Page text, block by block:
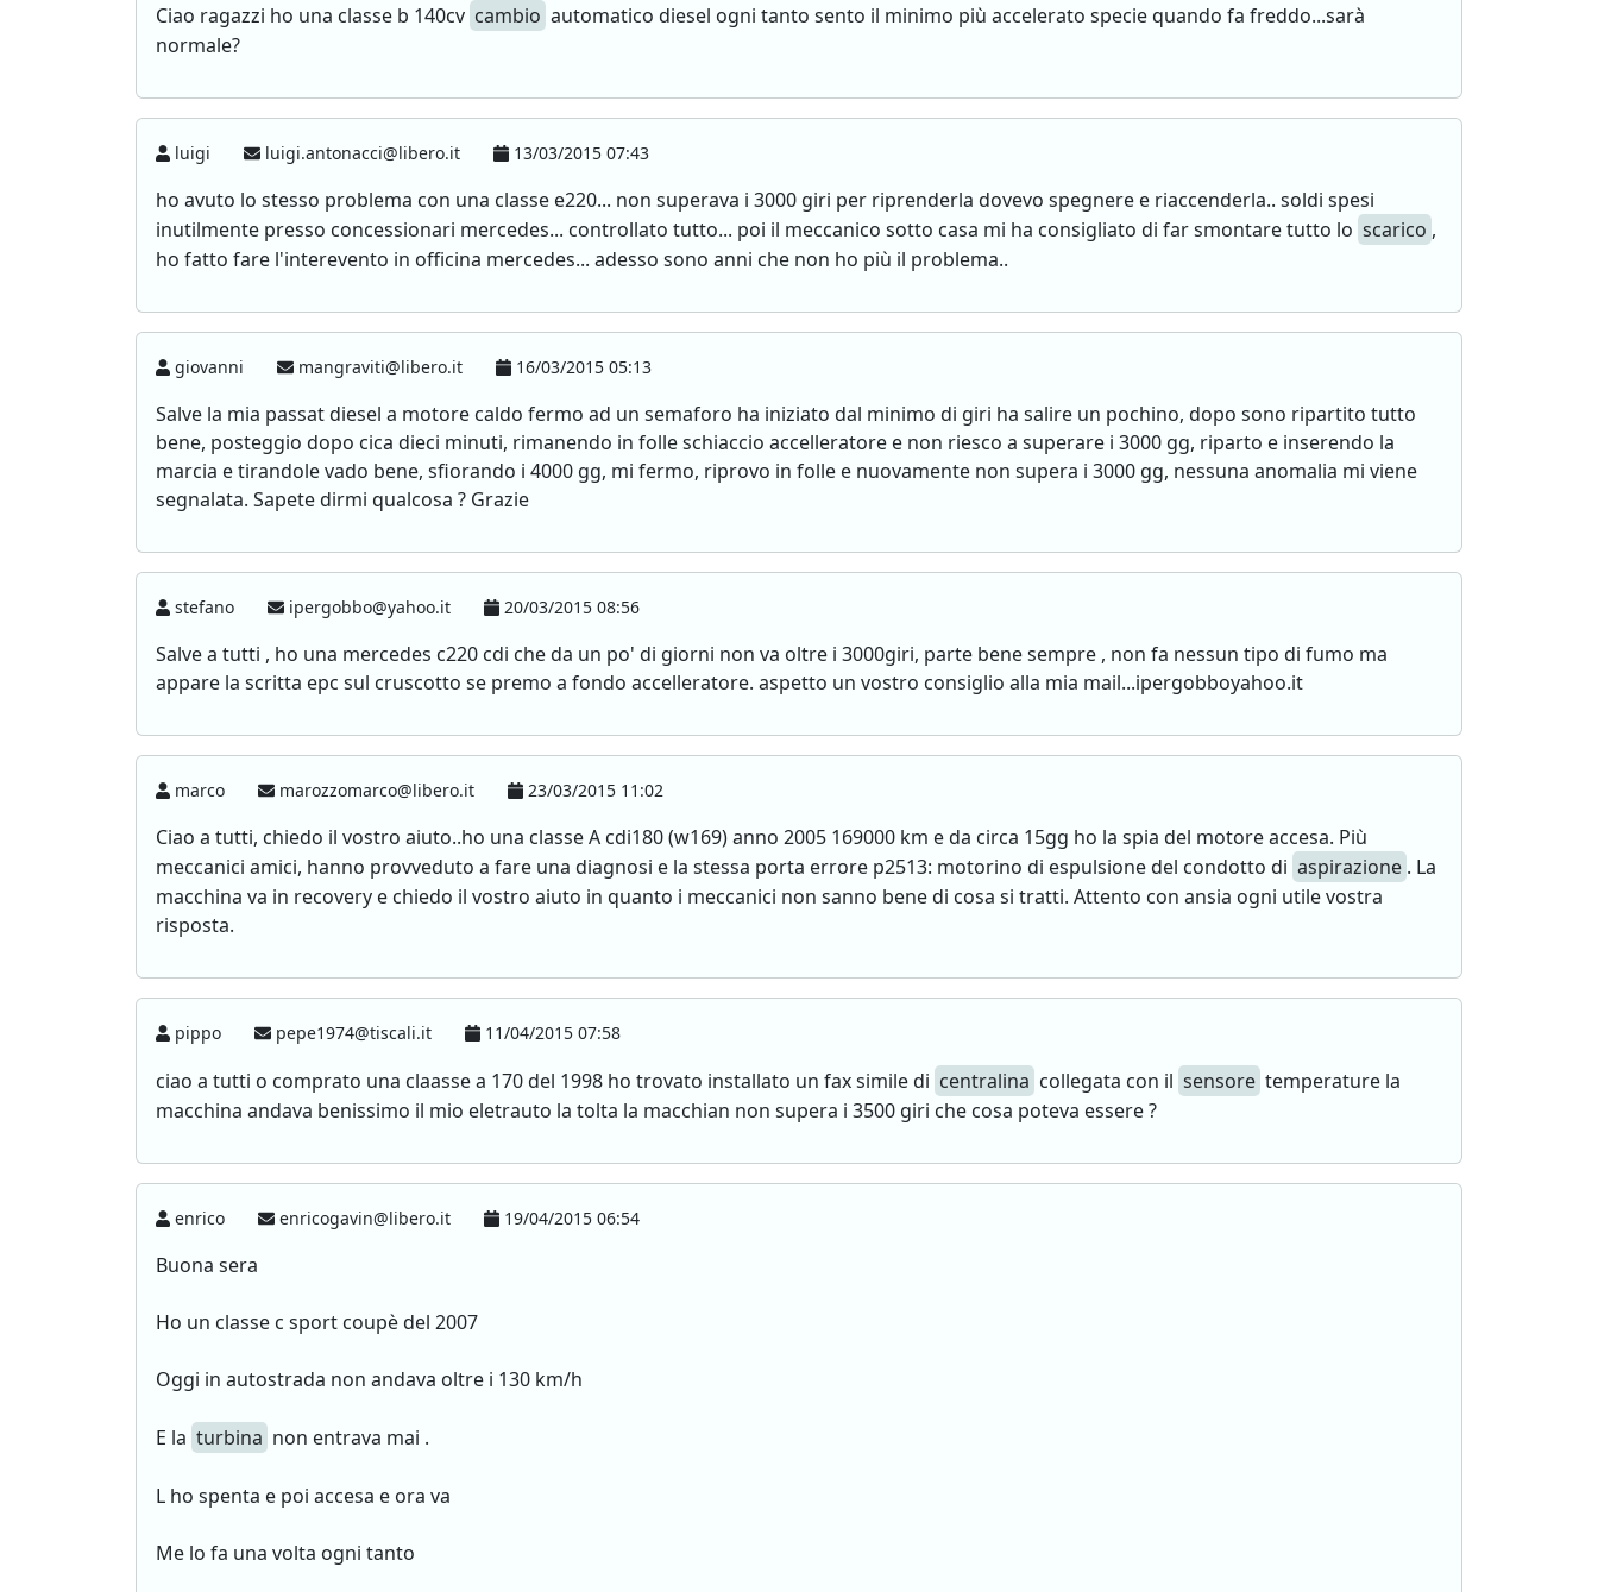
Ciao ragazzi ho una classe b 140cv cambio automatico diesel ogni tanto sento il minimo più accelerato specie quando fa freddo...sarà
normale?
luigi luigi.antonacci@libero.it 13/03/2015 07:43
ho avuto lo stesso problema con una classe e220... non superava i 3000 giri per riprenderla dovevo spegnere e riaccenderla.. soldi spesi
inutilmente presso concessionari mercedes... controllato tutto... poi il meccanico sotto casa mi ha consigliato di far smontare tutto lo scarico ,
ho fatto fare l'interevento in officina mercedes... adesso sono anni che non ho più il problema..
giovanni mangraviti@libero.it 16/03/2015 05:13
Salve la mia passat diesel a motore caldo fermo ad un semaforo ha iniziato dal minimo di giri ha salire un pochino, dopo sono ripartito tutto
bene, posteggio dopo cica dieci minuti, rimanendo in folle schiaccio accelleratore e non riesco a superare i 3000 gg, riparto e inserendo la
marcia e tirandole vado bene, sfiorando i 4000 gg, mi fermo, riprovo in folle e nuovamente non supera i 3000 gg, nessuna anomalia mi viene
segnalata. Sapete dirmi qualcosa ? Grazie
stefano ipergobbo@yahoo.it 20/03/2015 08:56
Salve a tutti , ho una mercedes c220 cdi che da un po' di giorni non va oltre i 3000giri, parte bene sempre , non fa nessun tipo di fumo ma
appare la scritta epc sul cruscotto se premo a fondo accelleratore. aspetto un vostro consiglio alla mia mail...ipergobboyahoo.it
marco marozzomarco@libero.it 23/03/2015 11:02
Ciao a tutti, chiedo il vostro aiuto..ho una classe A cdi180 (w169) anno 2005 169000 km e da circa 15gg ho la spia del motore accesa. Più
meccanici amici, hanno provveduto a fare una diagnosi e la stessa porta errore p2513: motorino di espulsione del condotto di aspirazione . La
macchina va in recovery e chiedo il vostro aiuto in quanto i meccanici non sanno bene di cosa si tratti. Attento con ansia ogni utile vostra
risposta.
pippo pepe1974@tiscali.it 11/04/2015 07:58
ciao a tutti o comprato una claasse a 170 del 1998 ho trovato installato un fax simile di centralina collegata con il sensore temperature la
macchina andava benissimo il mio eletrauto la tolta la macchian non supera i 3500 giri che cosa poteva essere ?
enrico enricogavin@libero.it 19/04/2015 06:54
Buona sera
Ho un classe c sport coupè del 2007
Oggi in autostrada non andava oltre i 130 km/h
E la turbina non entrava mai .
L ho spenta e poi accesa e ora va
Me lo fa una volta ogni tanto